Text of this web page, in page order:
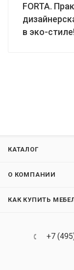
FORTA.
в эко-
КАТАЛОГ
О КОМПАНИИ
КАК КУПИТЬ
+7